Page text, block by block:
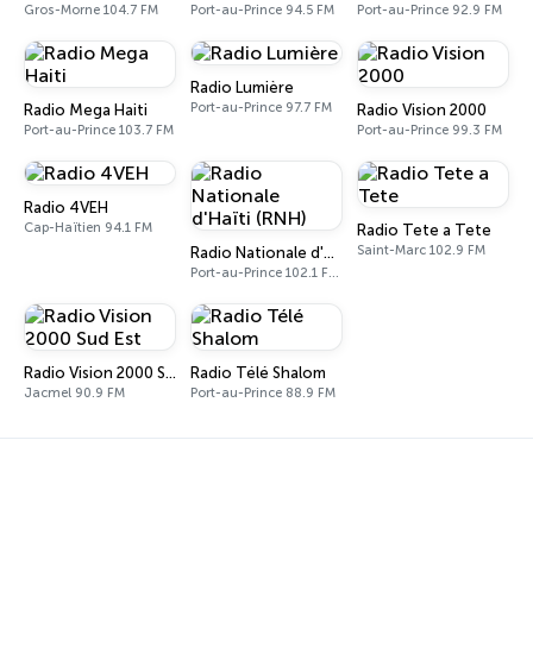
Gros-Morne 104.7 FM Port-au-Prince 94.5 FM Port-au-Prince 92.9 FM
Radio Mega Haiti
Port-au-Prince 103.7 FM
Radio Lumière
Port-au-Prince 97.7 FM Radio Vision 2000
Port-au-Prince 99.3 FM
Radio 4VEH
Cap-Haïtien 94.1 FM
Radio Nationale d'Haïti (RNH)
Port-au-Prince 102.1 FM - 1080 AM
Radio Tete a Tete
Saint-Marc 102.9 FM
Radio Vision 2000 Sud Est
Jacmel 90.9 FM
Radio Télé Shalom
Port-au-Prince 88.9 FM